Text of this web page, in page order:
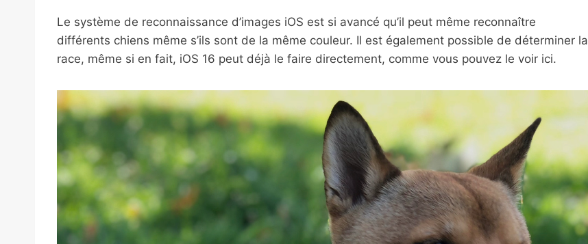
Le système de reconnaissance d’images iOS est si avancé qu’il peut même reconnaître
différents chiens même s’ils sont de la même couleur. Il est également possible de déterminer la
race, même si en fait, iOS 16 peut déjà le faire directement, comme vous pouvez le voir ici.